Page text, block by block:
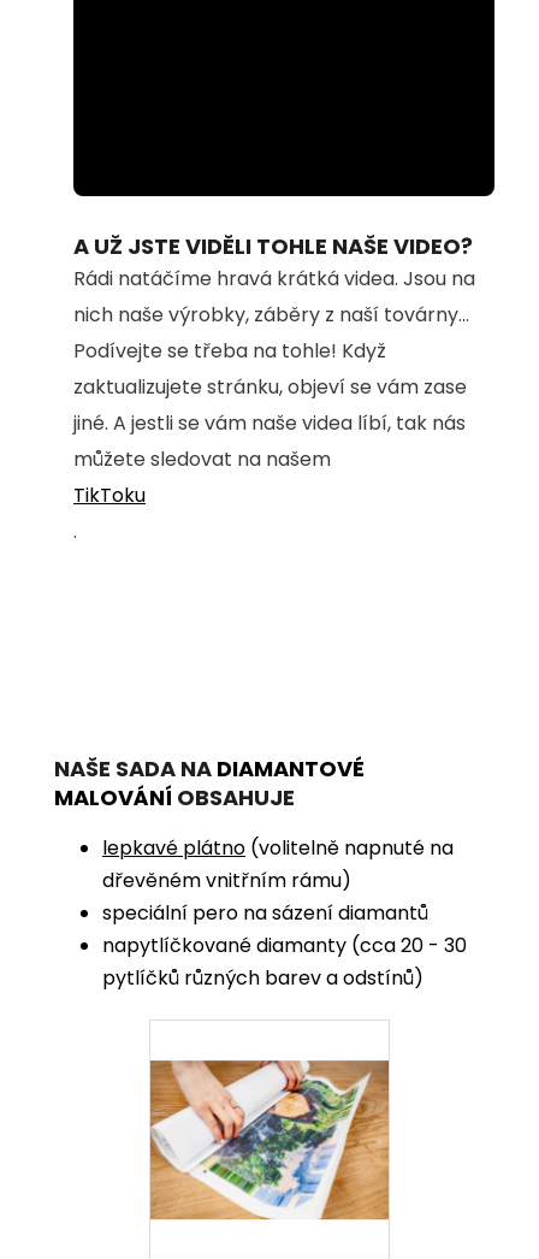
100.00%
A UŽ JSTE VIDĚLI TOHLE NAŠE VIDEO?
Rádi natáčíme hravá krátká videa. Jsou na
nich naše výrobky, záběry z naší továrny...
Podívejte se třeba na tohle! Když
zaktualizujete stránku, objeví se vám zase
jiné. A jestli se vám naše videa líbí, tak nás
můžete sledovat na našem
TikToku
.
NAŠE SADA NA DIAMANTOVÉ
MALOVÁNÍ OBSAHUJE
lepkavé plátno (volitelně napnuté na
dřevěném vnitřním rámu)
speciální pero na sázení diamantů
napytlíčkované diamanty (cca 20 - 30
pytlíčků různých barev a odstínů)